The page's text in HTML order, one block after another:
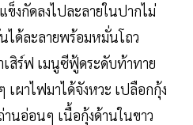
งกัดลงไปละลายในปากไม่
ด้ละลายพร้อมหมั่นโถว
สิร์ฟ เมนูซีฟู้ดระดับท้าทาย
เผาไฟมาได้จังหวะ เปลือกกุ้ง
นอ่อนๆ เนื้อกุ้งด้านในขาว